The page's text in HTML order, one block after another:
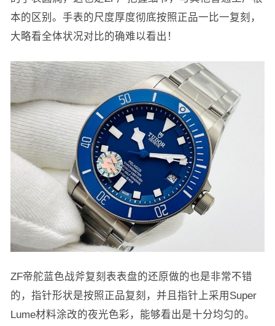
本的区别。手表的尺度厚度彻底按照正品一比一复刻，
大略看全体状况对比的确难以看出！
ZF帝舵蓝色战斧复刻表表盘的还原做的也是非常不错
的，指针形状是按照正品复刻，并且指针上采用Super
Lume材料涂改的夜光色彩，能够看出是十分均匀的。